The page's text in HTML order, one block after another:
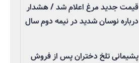
قیمت جدید مرغ اعلام شد / هشدار
درباره نوسان شدید در نیمه دوم سال
پشیمانی تلخ دختران پس از فروش